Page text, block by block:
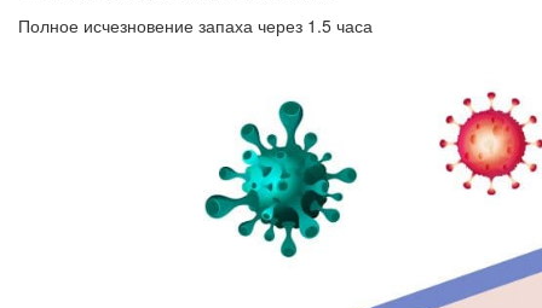
Полное исчезновение запаха через 1.5 часа